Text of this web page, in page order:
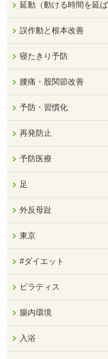
延動（動ける時間を延ば
誤作動と根本改善
寝たきり予防
腰痛・股関節改善
予防・習慣化
再発防止
予防医療
足
外反母趾
東京
#ダイエット
ピラティス
腸内環境
入浴